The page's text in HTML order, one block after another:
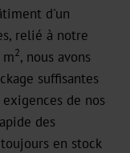
d'un
relié à notre
2, nous avons
suffisantes
de nos
des
en stock